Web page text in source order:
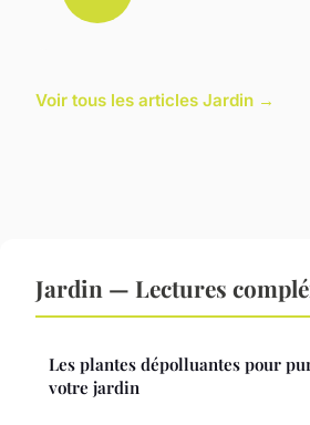
Voir tous les articles Jardin →
Jardin — Lectures
Les plantes dépolluantes pour
votre jardin